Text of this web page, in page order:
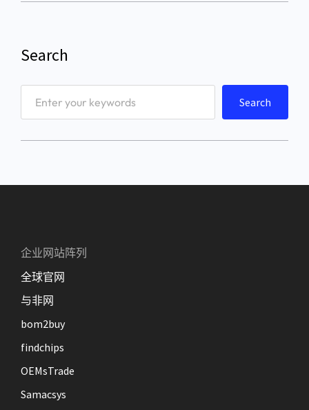
Search
Search
企业网站阵列
全球官网
与非网
bom2buy
findchips
OEMsTrade
Samacsys